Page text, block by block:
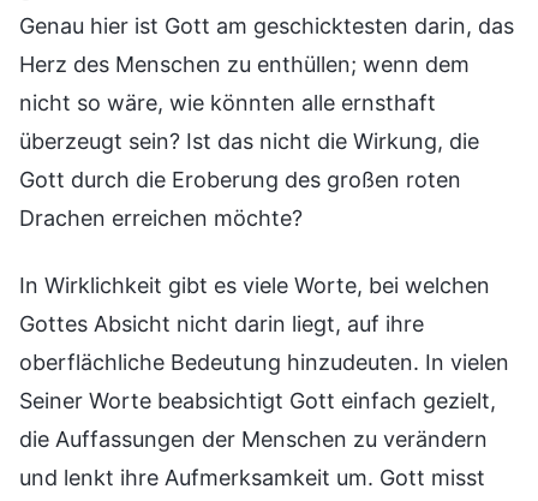
Genau hier ist Gott am geschicktesten darin, das
Herz des Menschen zu enthüllen; wenn dem
nicht so wäre, wie könnten alle ernsthaft
überzeugt sein? Ist das nicht die Wirkung, die
Gott durch die Eroberung des großen roten
Drachen erreichen möchte?
In Wirklichkeit gibt es viele Worte, bei welchen
Gottes Absicht nicht darin liegt, auf ihre
oberflächliche Bedeutung hinzudeuten. In vielen
Seiner Worte beabsichtigt Gott einfach gezielt,
die Auffassungen der Menschen zu verändern
und lenkt ihre Aufmerksamkeit um. Gott misst